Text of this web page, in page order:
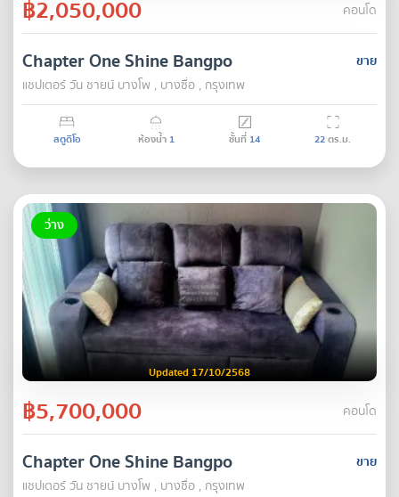
฿2,050,000 คอนโด
ขาย
Chapter One Shine Bangpo
แชปเตอร์ วัน ชายน์ บางโพ , บางซื่อ , กรุงเทพ
สตูดิโอ ห้องน้ำ 1 ชั้นที่ 14 22ตร.ม.
ว่าง
Updated 17/10/2568
฿5,700,000 คอนโด
ขาย
Chapter One Shine Bangpo
แชปเตอร์ วัน ชายน์ บางโพ , บางซื่อ , กรุงเทพ